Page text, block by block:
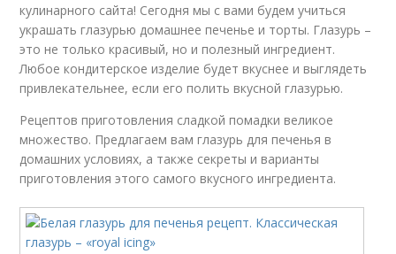
кулинарного сайта! Сегодня мы с вами будем учиться
украшать глазурью домашнее печенье и торты. Глазурь –
это не только красивый, но и полезный ингредиент.
Любое кондитерское изделие будет вкуснее и выглядеть
привлекательнее, если его полить вкусной глазурью.
Рецептов приготовления сладкой помадки великое
множество. Предлагаем вам глазурь для печенья в
домашних условиях, а также секреты и варианты
приготовления этого самого вкусного ингредиента.